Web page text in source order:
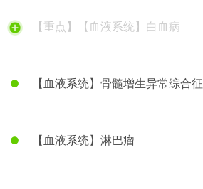
【重点】【血液系统】白血病
【血液系统】骨髓增生异常综合征
【血液系统】淋巴瘤